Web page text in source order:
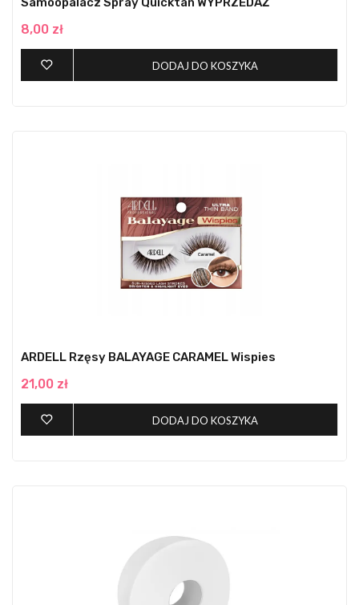
8,00 zł
DODAJ DO KOSZYKA
ARDELL Rzęsy BALAYAGE CARAMEL Wispies
21,00 zł
DODAJ DO KOSZYKA